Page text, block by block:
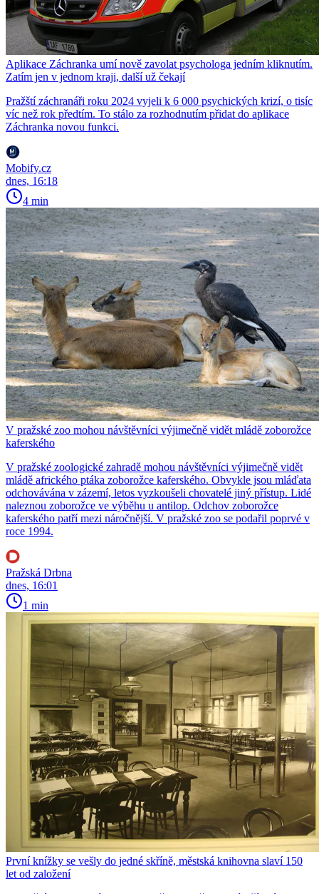
Aplikace Záchranka umí nově zavolat psychologa jedním kliknutím.
Zatím jen v jednom kraji, další už čekají
Pražští záchranáři roku 2024 vyjeli k 6 000 psychických krizí, o tisíc
víc než rok předtím. To stálo za rozhodnutím přidat do aplikace
Záchranka novou funkci.
Mobify.cz
dnes, 16:18
4 min
V pražské zoo mohou návštěvníci výjimečně vidět mládě zoborožce
kaferského
V pražské zoologické zahradě mohou návštěvníci výjimečně vidět
mládě afrického ptáka zoborožce kaferského. Obvykle jsou mláďata
odchovávána v zázemí, letos vyzkoušeli chovatelé jiný přístup. Lidé
naleznou zoborožce ve výběhu u antilop. Odchov zoborožce
kaferského patří mezi náročnější. V pražské zoo se podařil poprvé v
roce 1994.
Pražská Drbna
dnes, 16:01
1 min
První knížky se vešly do jedné skříně, městská knihovna slaví 150
let od založení